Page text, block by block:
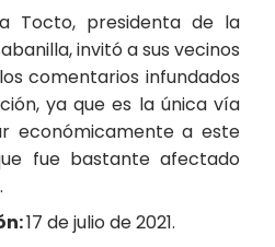
Tocto, presidenta de la
invitó a sus vecinos
comentarios infundados
ya que es la única vía
económicamente a este
fue bastante afectado
17 de julio de 2021.